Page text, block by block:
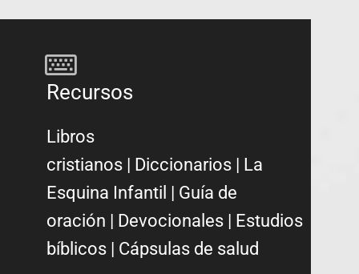
Recursos
Libros
cristianos | Diccionarios | La
Esquina Infantil | Guía de
oración | Devocionales | Estudios
bíblicos | Cápsulas de salud